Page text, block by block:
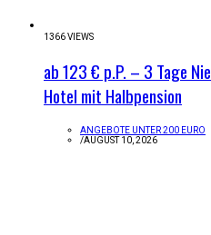
1366 VIEWS
ab 123 € p.P. – 3 Tage
Hotel mit Halbpension
ANGEBOTE UNTER 200 EURO
/AUGUST 10, 2026